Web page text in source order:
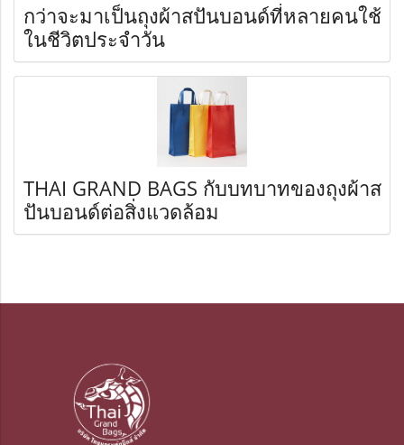
กว่าจะมาเป็นถุงผ้าสปันบอนด์ที่หลายคนใช้
ในชีวิตประจำวัน
THAI GRAND BAGS กับบทบาทของถุงผ้าส
ปันบอนด์ต่อสิ่งแวดล้อม